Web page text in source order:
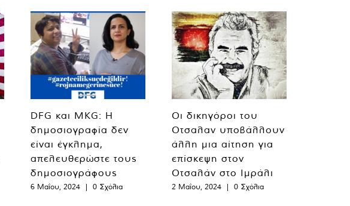
DFG και MKG: Η
δημοσιογραφία δεν
είναι έγκλημα,
απελευθερώστε τους
δημοσιογράφους
6 Μαΐου, 2024 | 0 Σχόλια
Οι δικηγόροι του
Οτσαλαν υποβάλλουν
άλλη μια αίτηση για
επίσκεψη στον
Οτσαλάν στο Ιμράλι
2 Μαΐου, 2024 | 0 Σχόλια